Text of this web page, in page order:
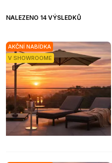
NALEZENO 14 VÝSLEDKŮ
AKČNÍ NABÍDKA
V SHOWROOME